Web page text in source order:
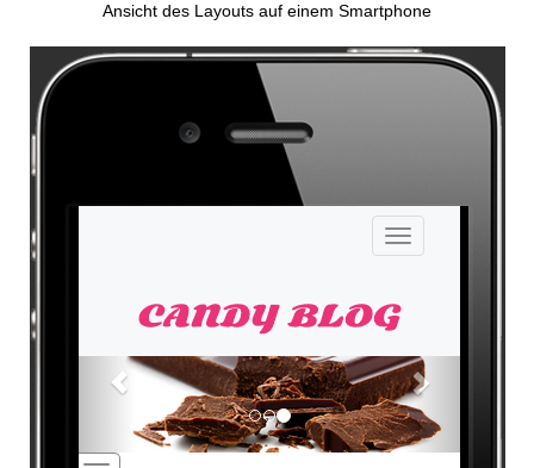
Ansicht des Layouts auf einem Smartphone